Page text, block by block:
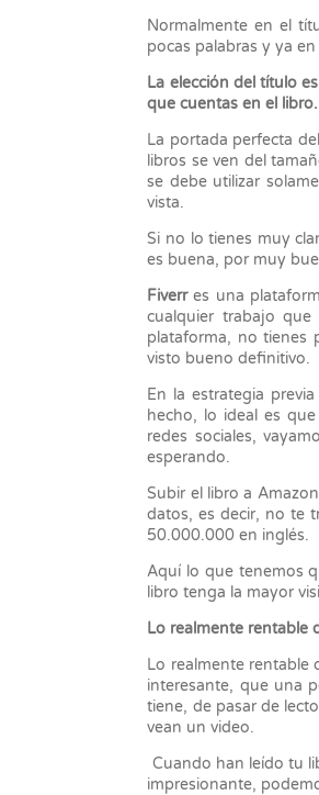
Normalmente en el
pocas palabras y ya
La elección del título
que cuentas en el libro.
La portada perfecta
libros se ven del
se debe utilizar
vista.
Si no lo tienes muy
es buena, por muy
Fiverres una
cualquier trabajo
plataforma, no tienes
visto bueno definitivo.
En la estrategia
hecho, lo ideal es
redes sociales,
esperando.
Subir el libro a
datos, es decir, no te
50.000.000 en inglés.
Aquí lo que tenemos
libro tenga la mayor
Lo realmente rentable
Lo realmente rentable
interesante, que una
tiene, de pasar de
vean un video.
Cuando han leído tu
impresionante,